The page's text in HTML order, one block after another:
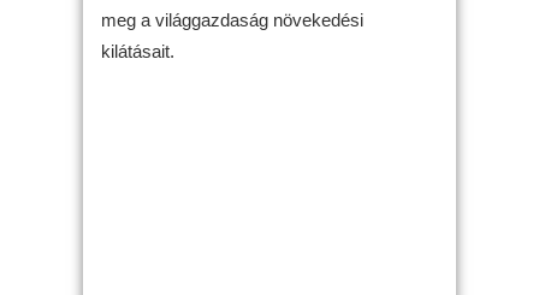
meg a világgazdaság növekedési
kilátásait.